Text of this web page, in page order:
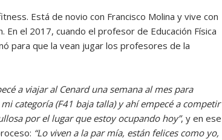
Está de novio con Francisco Molina y vive con
el 2017, cuando el profesor de Educación Física
para que la vean jugar los profesores de la
a viajar al Cenard una semana al mes para
categoría (F41 baja talla) y ahí empecé a competir
por el lugar que estoy ocupando hoy”, y en ese
“Lo viven a la par mía, están felices como yo,